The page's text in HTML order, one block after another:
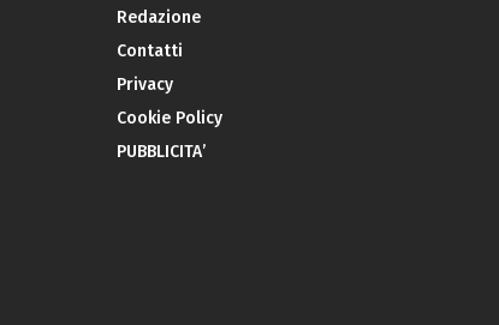
Redazione
Contatti
Privacy
Cookie Policy
PUBBLICITA’